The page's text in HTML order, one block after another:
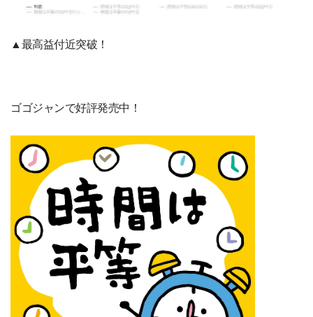
▲最高益付近突破！
ゴゴジャンで好評発売中！